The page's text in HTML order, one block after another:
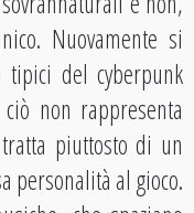
Nuovamente si
tipici del cyberpunk
non rappresenta
piuttosto di un
personalità al gioco.